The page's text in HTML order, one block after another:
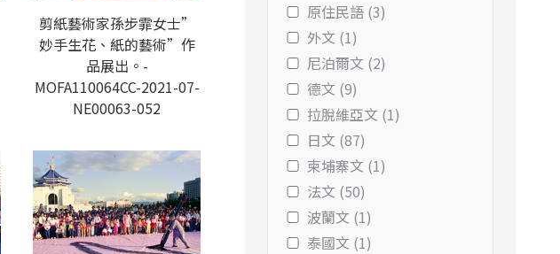
剪紙藝術家孫步霏女士”
妙手生花、紙的藝術”作
品展出。-
MOFA110064CC-2021-07-
NE00063-052
原住民語 (3)
外文 (1)
尼泊爾文 (2)
德文 (9)
拉脫維亞文 (1)
日文 (87)
柬埔寨文 (1)
法文 (50)
波蘭文 (1)
泰國文 (1)